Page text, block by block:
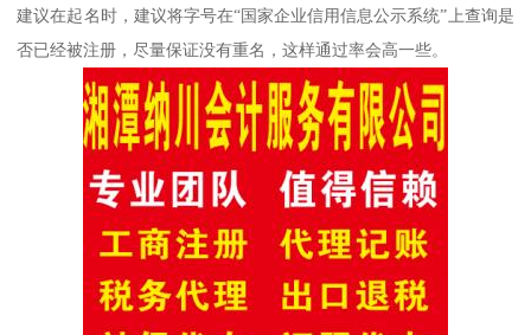
建议在起名时，建议将字号在“国家企业信用信息公示系统”上查询是
否已经被注册，尽量保证没有重名，这样通过率会高一些。